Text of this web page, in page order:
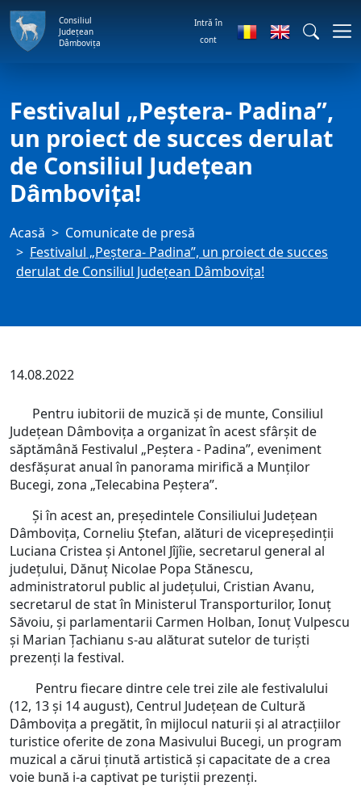
Consiliul
Județean
Dâmbovița
Intră în
cont
Festivalul „Peștera- Padina”,
un proiect de succes derulat
de Consiliul Județean
Dâmbovița!
Acasă
Comunicate de presă
Festivalul „Peștera- Padina”, un proiect de succes
derulat de Consiliul Județean Dâmbovița!
14.08.2022
Pentru iubitorii de muzică și de munte, Consiliul
Județean Dâmbovița a organizat în acest sfârșit de
săptămână Festivalul „Peștera - Padina”, eveniment
desfășurat anual în panorama mirifică a Munților
Bucegi, zona „Telecabina Peștera”.
Și în acest an, președintele Consiliului Județean
Dâmbovița, Corneliu Ștefan, alături de vicepreședinții
Luciana Cristea și Antonel Jîjîie, secretarul general al
județului, Dănuț Nicolae Popa Stănescu,
administratorul public al județului, Cristian Avanu,
secretarul de stat în Ministerul Transporturilor, Ionuț
Săvoiu, și parlamentarii Carmen Holban, Ionuț Vulpescu
și Marian Țachianu s-au alăturat sutelor de turiști
prezenți la festival.
Pentru fiecare dintre cele trei zile ale festivalului
(12, 13 și 14 august), Centrul Județean de Cultură
Dâmbovița a pregătit, în mijlocul naturii și al atracțiilor
turistice oferite de zona Masivului Bucegi, un program
muzical a cărui ținută artistică și capacitate de a crea
voie bună i-a captivat pe turiștii prezenți.